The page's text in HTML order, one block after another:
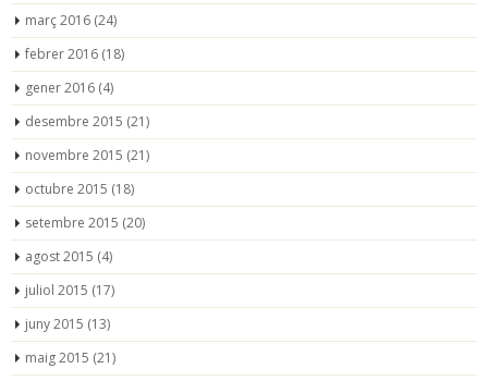
març 2016 (24)
febrer 2016 (18)
gener 2016 (4)
desembre 2015 (21)
novembre 2015 (21)
octubre 2015 (18)
setembre 2015 (20)
agost 2015 (4)
juliol 2015 (17)
juny 2015 (13)
maig 2015 (21)